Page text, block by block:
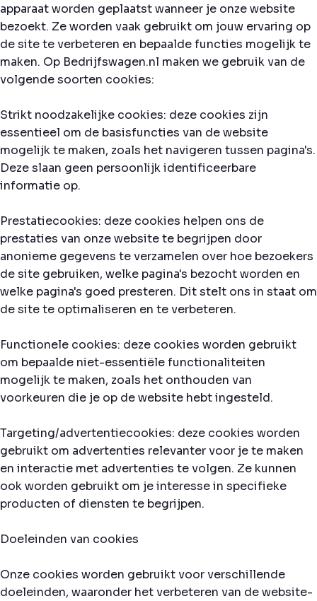
apparaat worden geplaatst wanneer je onze website
bezoekt. Ze worden vaak gebruikt om jouw ervaring op
de site te verbeteren en bepaalde functies mogelijk te
maken. Op Bedrijfswagen.nl maken we gebruik van de
volgende soorten cookies:
Strikt noodzakelijke cookies: deze cookies zijn
essentieel om de basisfuncties van de website
mogelijk te maken, zoals het navigeren tussen pagina's.
Deze slaan geen persoonlijk identificeerbare
informatie op.
Prestatiecookies: deze cookies helpen ons de
prestaties van onze website te begrijpen door
anonieme gegevens te verzamelen over hoe bezoekers
de site gebruiken, welke pagina's bezocht worden en
welke pagina's goed presteren. Dit stelt ons in staat om
de site te optimaliseren en te verbeteren.
Functionele cookies: deze cookies worden gebruikt
om bepaalde niet-essentiële functionaliteiten
mogelijk te maken, zoals het onthouden van
voorkeuren die je op de website hebt ingesteld.
Targeting/advertentiecookies: deze cookies worden
gebruikt om advertenties relevanter voor je te maken
en interactie met advertenties te volgen. Ze kunnen
ook worden gebruikt om je interesse in specifieke
producten of diensten te begrijpen.
Doeleinden van cookies
Onze cookies worden gebruikt voor verschillende
doeleinden, waaronder het verbeteren van de website-